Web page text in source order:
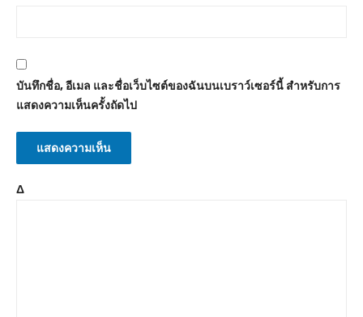
บันทึกชื่อ, อีเมล และชื่อเว็บไซต์ของฉันบนเบราว์เซอร์นี้ สำหรับการ
แสดงความเห็นครั้งถัดไป
Δ